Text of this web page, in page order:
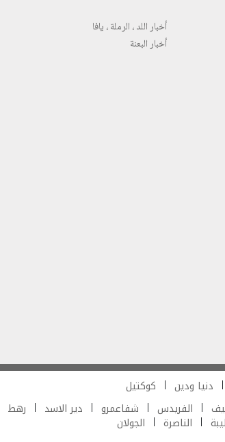
أخبار اللد ، الرملة ، يافا
أخبار البعنة
دنيا ودين
كوكتيل
الفريدس شفاعمرو دير الاسد رهط
الناصرة
الجولان